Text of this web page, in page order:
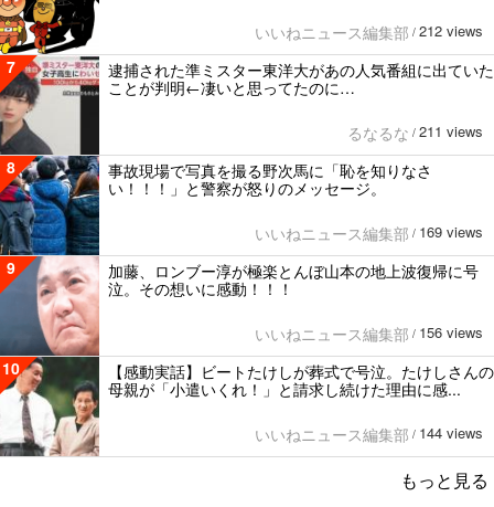
いいねニュース編集部 / 212 views
7
逮捕された準ミスター東洋大があの人気番組に出ていた
ことが判明←凄いと思ってたのに…
るなるな / 211 views
8
事故現場で写真を撮る野次馬に「恥を知りなさ
い！！！」と警察が怒りのメッセージ。
いいねニュース編集部 / 169 views
9
加藤、ロンブー淳が極楽とんぼ山本の地上波復帰に号
泣。その想いに感動！！！
いいねニュース編集部 / 156 views
10
【感動実話】ビートたけしが葬式で号泣。たけしさんの
母親が「小遣いくれ！」と請求し続けた理由に感...
いいねニュース編集部 / 144 views
もっと見る